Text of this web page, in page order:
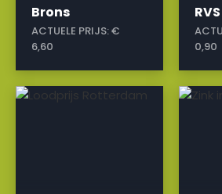
Brons
ACTUELE PRIJS:€
6,60
0,90
a a